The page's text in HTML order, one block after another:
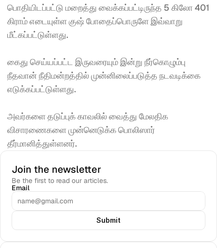
பொதியிடப்பட்டு மறைத்து வைக்கப்பட்டிருந்த 5 கிலோ 401
கிராம் எடையுள்ள குஷ் போதைப்பொருளே இவ்வாறு
மீட்கப்பட்டுள்ளது.
கைது செய்யப்பட்ட இருவரையும் இன்று நீர்கொழும்பு
நீதவான் நீதிமன்றத்தில் முன்னிலைப்படுத்த நடவடிக்கை
எடுக்கப்பட்டுள்ளது.
அவர்களை தடுப்புக் காவலில் வைத்து மேலதிக
விசாரணைகளை முன்னெடுக்க பொலிஸார்
தீர்மானித்துள்ளனர்.
Join the newsletter
Be the first to read our articles.
Email
Submit